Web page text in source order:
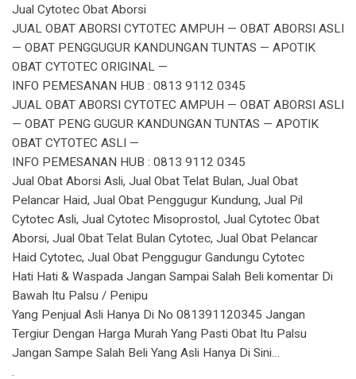
Jual Cytotec Obat Aborsi
JUAL OBAT ABORSI CYTOTEC AMPUH — OBAT ABORSI ASLI
— OBAT PENGGUGUR KANDUNGAN TUNTAS — APOTIK
OBAT CYTOTEC ORIGINAL —
INFO PEMESANAN HUB : 0813 9112 0345
JUAL OBAT ABORSI CYTOTEC AMPUH — OBAT ABORSI ASLI
— OBAT PENG GUGUR KANDUNGAN TUNTAS — APOTIK
OBAT CYTOTEC ASLI —
INFO PEMESANAN HUB : 0813 9112 0345
Jual Obat Aborsi Asli, Jual Obat Telat Bulan, Jual Obat
Pelancar Haid, Jual Obat Penggugur Kundung, Jual Pil
Cytotec Asli, Jual Cytotec Misoprostol, Jual Cytotec Obat
Aborsi, Jual Obat Telat Bulan Cytotec, Jual Obat Pelancar
Haid Cytotec, Jual Obat Penggugur Gandungu Cytotec
Hati Hati & Waspada Jangan Sampai Salah Beli komentar Di
Bawah Itu Palsu / Penipu
Yang Penjual Asli Hanya Di No 081391120345 Jangan
Tergiur Dengan Harga Murah Yang Pasti Obat Itu Palsu
Jangan Sampe Salah Beli Yang Asli Hanya Di Sini…